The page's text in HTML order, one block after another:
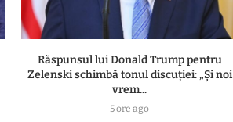
Răspunsul lui Donald Trump pentru
Zelenski schimbă tonul discuției: „Și noi
vrem...
5 ore ago